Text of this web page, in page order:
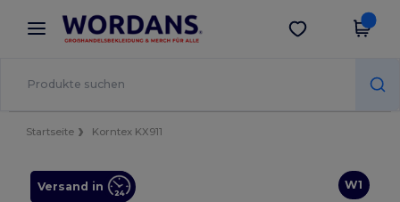
× Wordans App
Bessere Preise in der App!
App holen
Startseite Korntex KX911
W1
Versand in